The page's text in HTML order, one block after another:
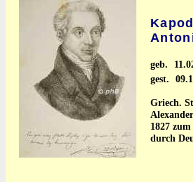
geb.
gest.
Griech.
1827
durch